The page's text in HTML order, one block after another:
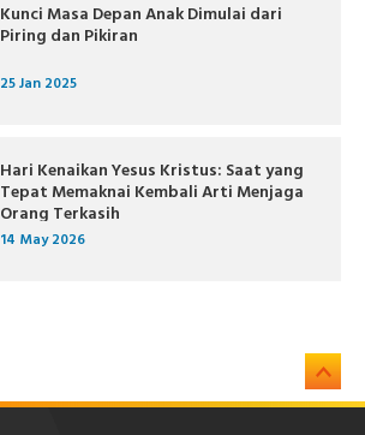
Kunci Masa Depan Anak Dimulai dari
Piring dan Pikiran
25 Jan 2025
Hari Kenaikan Yesus Kristus: Saat yang
Tepat Memaknai Kembali Arti Menjaga
Orang Terkasih
14 May 2026